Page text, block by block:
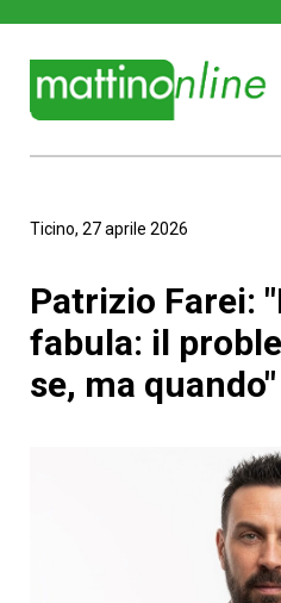
Ticino, 27 aprile 2026
Patrizio Farei:
fabula: il
se, ma quando"